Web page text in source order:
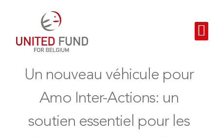
Un nouveau véhicule pour
Amo Inter-Actions: un
soutien essentiel pour les